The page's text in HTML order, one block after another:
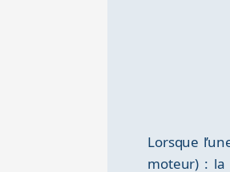
Lorsque
moteur) : la